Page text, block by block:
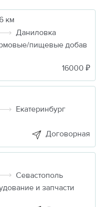
км
Даниловка
пищевые добав
16000 ₽
Екатеринбург
Договорная
Севастополь
и запчасти